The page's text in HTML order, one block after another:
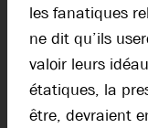
les fanatiques
ne dit qu’ils
valoir leurs
étatiques, la
être, devraient